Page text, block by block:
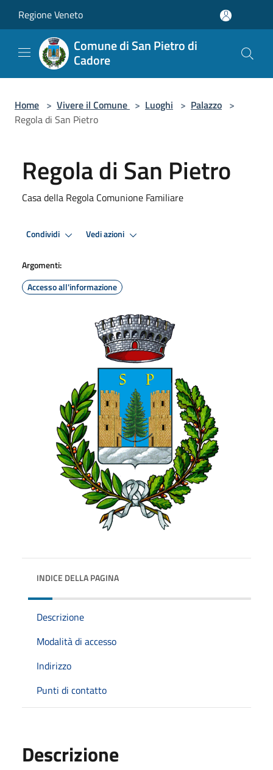
Regione Veneto
Comune di San Pietro di
Cadore
Home > Vivere il Comune > Luoghi > Palazzo >
Regola di San Pietro
Regola di San Pietro
Casa della Regola Comunione Familiare
Condividi Vedi azioni
Argomenti:
Accesso all'informazione
INDICE DELLA PAGINA
Descrizione
Modalità di accesso
Indirizzo
Punti di contatto
Descrizione